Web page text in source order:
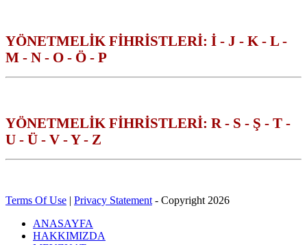
YÖNETMELİK FİHRİSTLERİ: İ - J - K - L -
M - N - O - Ö - P
YÖNETMELİK FİHRİSTLERİ: R - S - Ş - T -
U - Ü - V - Y - Z
Terms Of Use | Privacy Statement - Copyright 2026
ANASAYFA
HAKKIMIZDA